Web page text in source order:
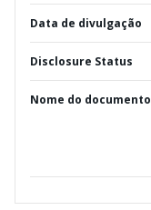
Data de divulgação
Disclosure Status
Nome do documento